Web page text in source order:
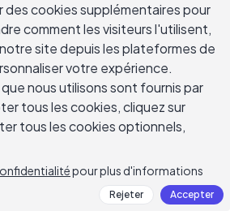
phrases qui fonctionnent.
est claire, intentionnelle et
progresser le lecteur sans le
que vous aviez l'intention de
un email, que vous écriviez
que vous travailliez sur un
de votre construction de
ce que vous écrivez plus
couvre les techniques
écrivains utilisent pour
des cookies supplémentaires pour
comment les visiteurs l'utilisent,
site depuis les plateformes de
votre expérience.
nous utilisons sont fournis par
tous les cookies, cliquez sur
tous les cookies optionnels,
pour plus d'informations
Rejeter Accepter